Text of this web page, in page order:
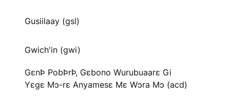
Gusiilaay (gsl)
Gwich'in (gwi)
GɛnÞ PobÞrÞ, Gɛbono Wurubuaarɛ Gi
Yɛgɛ Mɔ-rɛ Anyamesɛ Mɛ Wɔra Mɔ (acd)